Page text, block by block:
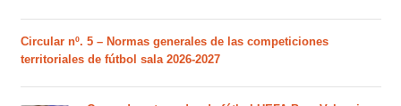
Circular nº. 5 – Normas generales de las competiciones
territoriales de fútbol sala 2026-2027